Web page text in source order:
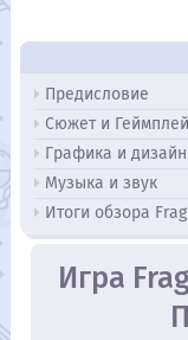
Предисловие
Сюжет и Геймплей
Графика и дизайн
Музыка и звук
Итоги обзора
Игра